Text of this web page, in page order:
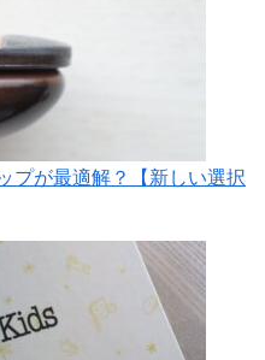
プが最適解？【新しい選択